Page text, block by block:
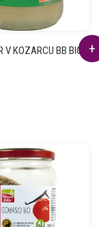
V KOZARCU BB BIO